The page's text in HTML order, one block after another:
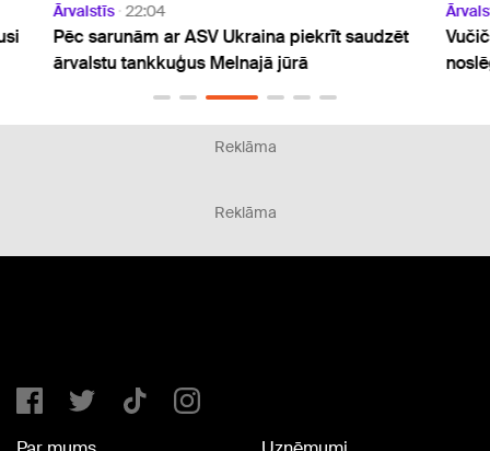
Ārvalstīs 22:04
Pēc sarunām ar ASV Ukraina piekrīt saudzēt
ārvalstu tankkuģus Melnajā jūrā
Reklāma
Reklāma